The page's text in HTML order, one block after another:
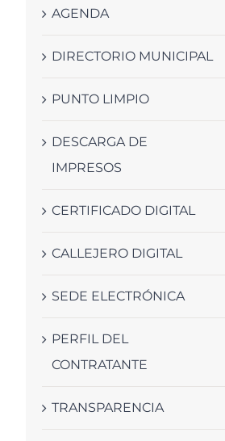
AGENDA
DIRECTORIO MUNICIPAL
PUNTO LIMPIO
DESCARGA DE
IMPRESOS
CERTIFICADO DIGITAL
CALLEJERO DIGITAL
SEDE ELECTRÓNICA
PERFIL DEL
CONTRATANTE
TRANSPARENCIA